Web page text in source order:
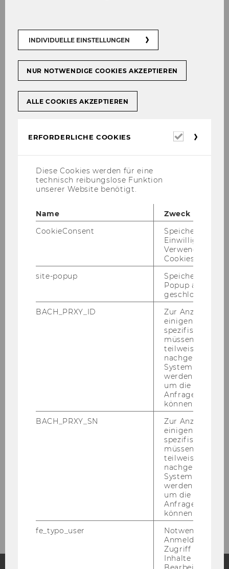
Englisch verfügbar.
Lectures on regulatory economics are held
every semester at WU.
provides supervision for students writing their
bachelor as well as their master theses in the
Research Institute for Regulatory
Economics
Members
INDIVIDUELLE EINSTELLUNGEN
NUR NOTWENDIGE COOKIES AKZEPTIEREN
ALLE COOKIES AKZEPTIEREN
ERFORDERLICHE COOKIES
Diese Cookies werden für eine
technisch reibungslose Funktion
unserer Website benötigt.
Name
Zweck
CookieConsent
Speichert Ihre
Einwilligung zur
Verwendung von
Cookies.
site-popup
Speichert ob ein
Popup
geschlossen
BACH_PRXY_ID
Zur Anzeige von
einigen WU-
spezifischen
müssen
teilweise von
nachgelagerten
System
werden.
um die Antwort
Anfrage
können.
BACH_PRXY_SN
Zur Anzeige von
einigen WU-
spezifischen
müssen
teilweise von
nachgelagerten
System
werden.
um die Antwort
Anfrage
können.
fe_typo_user
Notwendig für
Anmeldung und
Zugriff auf
Inhalte oder zur